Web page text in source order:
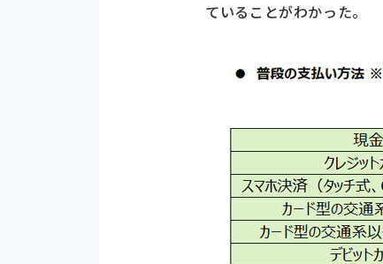
ていることがわかった。